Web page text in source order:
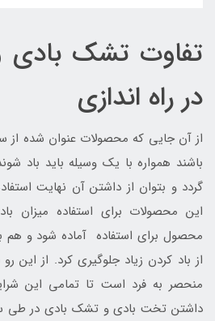
تفاوت تشک
در راه اندازی
از آن جایی که محصولات عنوان شده
باشند همواره با یک وسیله باید باد
گردد و بتوان از داشتن آن نهایت
این محصولات برای استفاده میزان
محصول برای استفاده آماده شود و هم
از باد کردن زیاد جلوگیری کرد. از این
منحصر به فرد است تا تمامی این
داشتن تخت بادی و تشک بادی در طی